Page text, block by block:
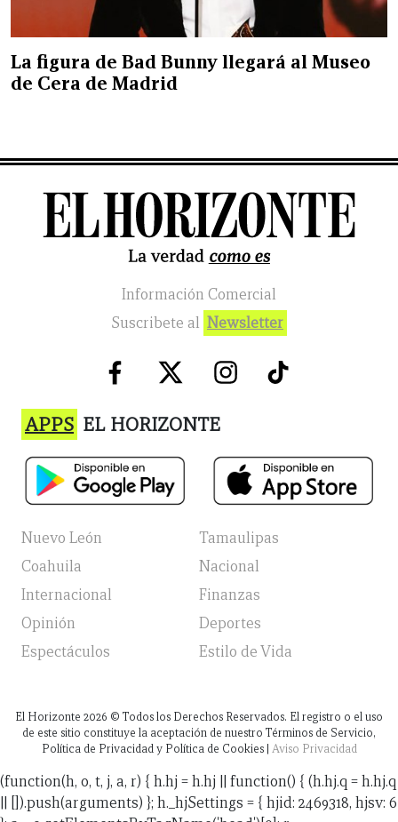
La figura de Bad Bunny llegará al Museo
de Cera de Madrid
Información Comercial
Suscribete al Newsletter
APPS EL HORIZONTE
Nuevo León
Tamaulipas
Coahuila
Nacional
Internacional
Finanzas
Opinión
Deportes
Espectáculos
Estilo de Vida
El Horizonte 2026 © Todos los Derechos Reservados. El registro o el uso
de este sitio constituye la aceptación de nuestro Términos de Servicio,
Política de Privacidad y Política de Cookies | Aviso Privacidad
(function(h, o, t, j, a, r) { h.hj = h.hj || function() { (h.hj.q = h.hj.q
|| []).push(arguments) }; h._hjSettings = { hjid: 2469318, hjsv: 6